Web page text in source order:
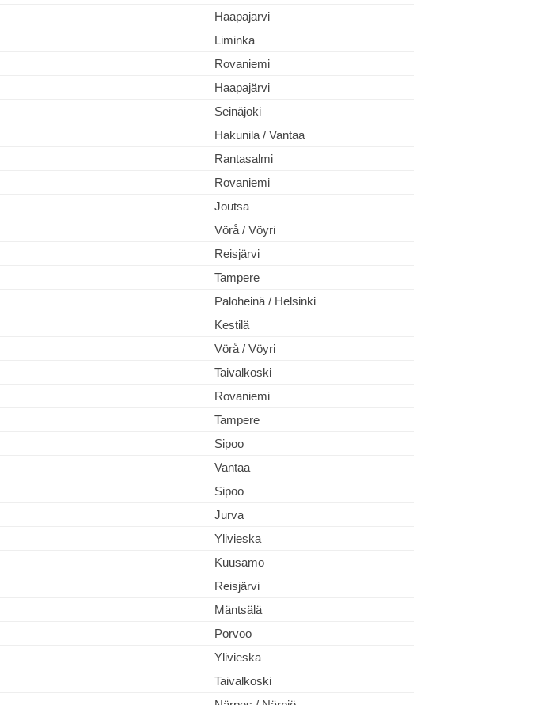
Haapajarvi
Liminka
Rovaniemi
Haapajärvi
Seinäjoki
Hakunila / Vantaa
Rantasalmi
Rovaniemi
Joutsa
Vörå / Vöyri
Reisjärvi
Tampere
Paloheinä / Helsinki
Kestilä
Vörå / Vöyri
Taivalkoski
Rovaniemi
Tampere
Sipoo
Vantaa
Sipoo
Jurva
Ylivieska
Kuusamo
Reisjärvi
Mäntsälä
Porvoo
Ylivieska
Taivalkoski